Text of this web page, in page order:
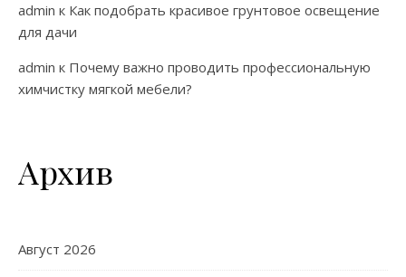
admin к Как подобрать красивое грунтовое освещение
для дачи
admin к Почему важно проводить профессиональную
химчистку мягкой мебели?
Архив
Август 2026